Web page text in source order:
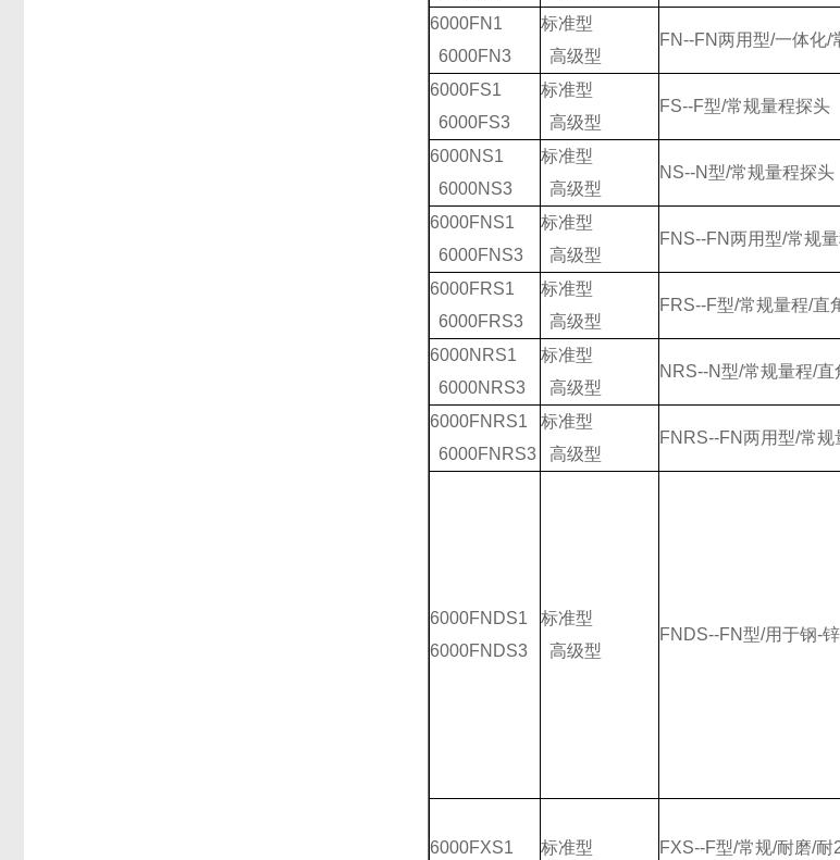
6000FN1
6000FN3
标准型
高级型
FN--FN两用型/一体化/
6000FS1
6000FS3
标准型
高级型
FS--F型/常规量程探头
6000NS1
6000NS3
标准型
高级型
NS--N型/常规量程探头
6000FNS1
6000FNS3
标准型
高级型
FNS--FN两用型/常规
6000FRS1
6000FRS3
标准型
高级型
FRS--F型/常规量程/直
6000NRS1
6000NRS3
标准型
高级型
NRS--N型/常规量程/直
6000FNRS1
6000FNRS3
标准型
高级型
FNRS--FN两用型/常
6000FNDS1
6000FNDS3
标准型
高级型
FNDS--FN型/用于钢-
6000FXS1
标准型
FXS--F型/常规/耐磨/